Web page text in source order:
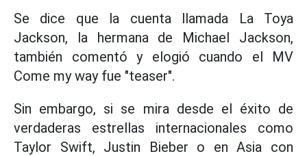
Se dice que la cuenta llamada La Toya
Jackson, la hermana de Michael Jackson,
también comentó y elogió cuando el MV
Come my way fue "teaser".
Sin embargo, si se mira desde el éxito de
verdaderas estrellas internacionales como
Taylor Swift, Justin Bieber o en Asia con